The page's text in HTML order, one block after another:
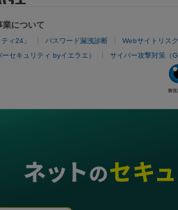
業について
ィ24」 パスワード漏洩診断 Webサイトリス
セキュリティ byイエラエ） サイバー攻撃対策（